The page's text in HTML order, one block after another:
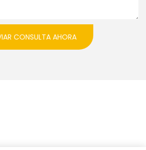
CONSULTA AHORA